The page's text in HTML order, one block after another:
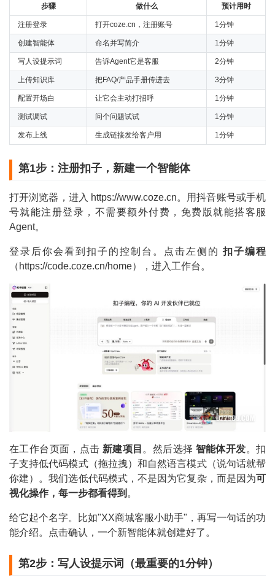
步骤 做什么 预计用时
注册登录 打开coze.cn，注册账号 1分钟
创建智能体 命名并写简介 1分钟
写人设提示词 告诉Agent它是客服 2分钟
上传知识库 把FAQ/产品手册传进去 3分钟
配置开场白 让它会主动打招呼 1分钟
测试调试 问个问题试试 1分钟
发布上线 生成链接发给客户用 1分钟
第1步：注册扣子，新建一个智能体
打开浏览器，进入 https://www.coze.cn。用抖音账号或手机
号就能注册登录，不需要额外付费，免费版就能搭客服
Agent。
登录后你会看到扣子的控制台。点击左侧的扣子编程
（https://code.coze.cn/home），进入工作台。
在工作台页面，点击 新建项目 。然后选择 智能体开发。扣
子支持低代码模式（拖拉拽）和自然语言模式（说句话就帮
你建）。我们选低代码模式，不是因为它复杂，而是因为可
视化操作，每一步都看得到 。
给它起个名字。比如"XX商城客服小助手"，再写一句话的功
能介绍。点击确认，一个新智能体就创建好了。
第2步：写人设提示词（最重要的1分钟）